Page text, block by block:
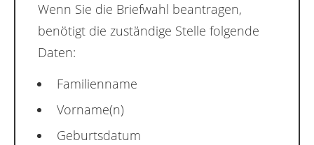
Wenn Sie die Briefwahl beantragen,
benötigt die zuständige Stelle folgende
Daten:
Familienname
Vorname(n)
Geburtsdatum